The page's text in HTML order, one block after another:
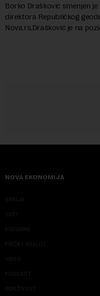
Borko Drašković smenjen
direktora Republičkog
Nova.rs.Drašković je na
NOVA EKONOMIJA
SRBIJA
SVET
KOLUMNE
PRIČE I ANALIZE
VIDEO
PODCAST
ODRŽIVOST